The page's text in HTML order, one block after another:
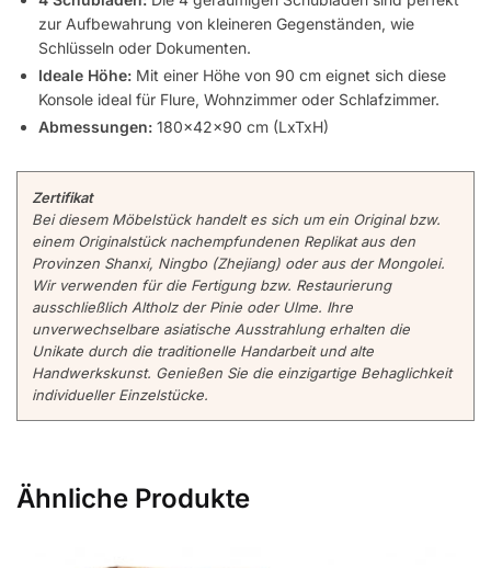
zur Aufbewahrung von kleineren Gegenständen, wie
Schlüsseln oder Dokumenten.
Ideale Höhe: Mit einer Höhe von 90 cm eignet sich diese
Konsole ideal für Flure, Wohnzimmer oder Schlafzimmer.
Abmessungen: 180x42x90 cm (LxTxH)
Zertifikat
Bei diesem Möbelstück handelt es sich um ein Original bzw.
einem Originalstück nachempfundenen Replikat aus den
Provinzen Shanxi, Ningbo (Zhejiang) oder aus der Mongolei.
Wir verwenden für die Fertigung bzw. Restaurierung
ausschließlich Altholz der Pinie oder Ulme. Ihre
unverwechselbare asiatische Ausstrahlung erhalten die
Unikate durch die traditionelle Handarbeit und alte
Handwerkskunst. Genießen Sie die einzigartige Behaglichkeit
individueller Einzelstücke.
Ähnliche Produkte